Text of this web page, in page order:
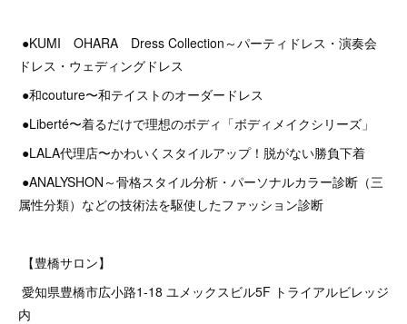
●KUMI OHARA Dress Collection～パーティドレス・演奏会
ドレス・ウェディングドレス
●和couture〜和テイストのオーダードレス
●Liberté〜着るだけで理想のボディ「ボディメイクシリーズ」
●LALA代理店〜かわいくスタイルアップ！脱がない勝負下着
●ANALYSHON～骨格スタイル分析・パーソナルカラー診断（三
属性分類）などの技術法を駆使したファッション診断
【豊橋サロン】
愛知県豊橋市広小路1-18 ユメックスビル5F トライアルビレッジ
内